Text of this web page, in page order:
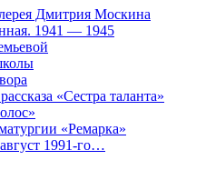
Дмитрия Москина
1941 — 1945
«Сестра таланта»
«Ремарка»
1991-го…